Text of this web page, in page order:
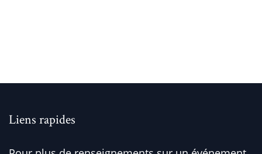
Liens rapides